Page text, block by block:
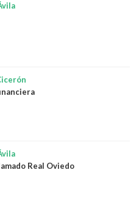
Real Oviedo